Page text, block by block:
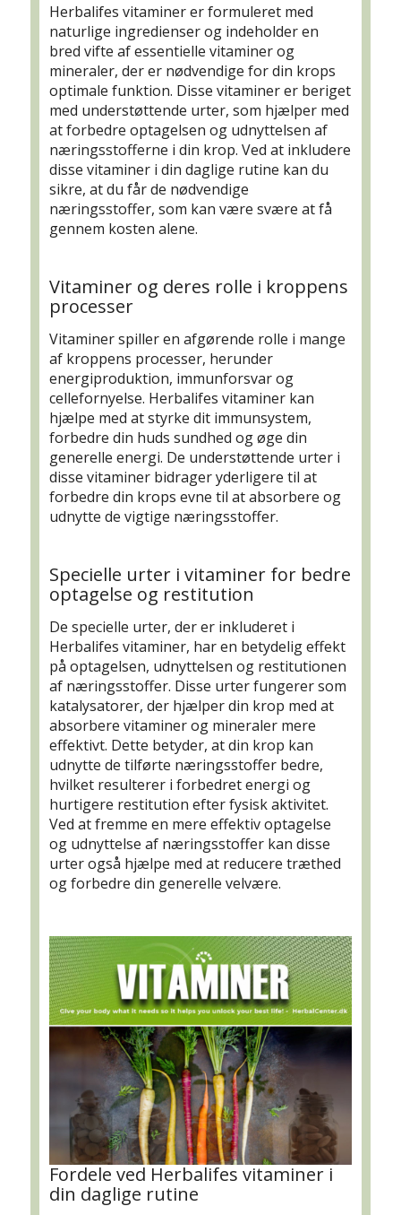
Herbalifes vitaminer er formuleret med
naturlige ingredienser og indeholder en
bred vifte af essentielle vitaminer og
mineraler, der er nødvendige for din krops
optimale funktion. Disse vitaminer er beriget
med understøttende urter, som hjælper med
at forbedre optagelsen og udnyttelsen af
næringsstofferne i din krop. Ved at inkludere
disse vitaminer i din daglige rutine kan du
sikre, at du får de nødvendige
næringsstoffer, som kan være svære at få
gennem kosten alene.
Vitaminer og deres rolle i kroppens
processer
Vitaminer spiller en afgørende rolle i mange
af kroppens processer, herunder
energiproduktion, immunforsvar og
cellefornyelse. Herbalifes vitaminer kan
hjælpe med at styrke dit immunsystem,
forbedre din huds sundhed og øge din
generelle energi. De understøttende urter i
disse vitaminer bidrager yderligere til at
forbedre din krops evne til at absorbere og
udnytte de vigtige næringsstoffer.
Specielle urter i vitaminer for bedre
optagelse og restitution
De specielle urter, der er inkluderet i
Herbalifes vitaminer, har en betydelig effekt
på optagelsen, udnyttelsen og restitutionen
af næringsstoffer. Disse urter fungerer som
katalysatorer, der hjælper din krop med at
absorbere vitaminer og mineraler mere
effektivt. Dette betyder, at din krop kan
udnytte de tilførte næringsstoffer bedre,
hvilket resulterer i forbedret energi og
hurtigere restitution efter fysisk aktivitet.
Ved at fremme en mere effektiv optagelse
og udnyttelse af næringsstoffer kan disse
urter også hjælpe med at reducere træthed
og forbedre din generelle velvære.
Fordele ved Herbalifes vitaminer i
din daglige rutine